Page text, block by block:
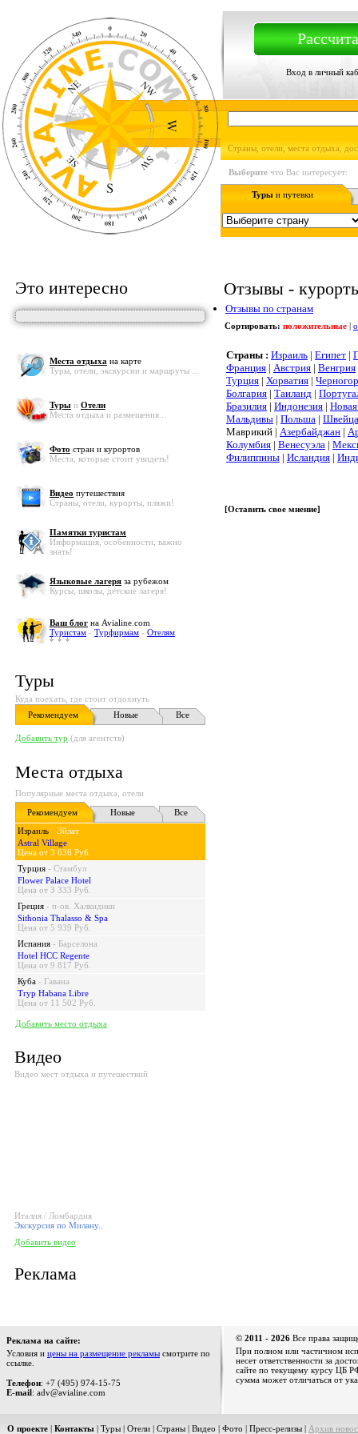
Вход в личный
Страны, отели, места отдыха,
Выберите что Вас интересует:
Туры и путевки
Это интересно
Места отдыха на карте
Туры, отели, экскурсии и маршруты ...
Туры и Отели
Места отдыха и размещения...
Фото стран и курортов
Места, которые стоит увидеть!
Видео путешествия
Страны, отели, курорты, пляжи!
Памятки туристам
Информация, особенности, важно
знать!
Языковые лагеря за рубежом
Курсы, школы, детские лагеря!
Ваш блог на Avialine.com
Туристам - Турфирмам - Отелям
Туры
Куда поехать, где стоит отдохнуть
Рекомендуем
Новые Все
Добавить тур (для агентств)
Места отдыха
Популярные места отдыха, отели
Рекомендуем
Новые
Все
Израиль - Эйлат
Astral Village
Цена от 3 636 Руб.
Турция - Стамбул
Flower Palace Hotel
Цена от 3 333 Руб.
Греция - п-ов. Халкидики
Sithonia Thalasso & Spa
Цена от 5 939 Руб.
Испания - Барселона
Hotel HCC Regente
Цена от 9 817 Руб.
Куба - Гавана
Tryp Habana Libre
Цена от 11 502 Руб.
Добавить место отдыха
Видео
Видео мест отдыха и путешествий
Италия / Ломбардия
Экскурсия по Милану..
Добавить видео
Реклама
Отзывы -
Отзывы по странам
Сортировать: положительные |
Страны : Израиль | Египет |
Франция | Австрия | Венгрия
Турция | Хорватия |
Болгария | Таиланд |
Бразилия | Индонезия |
Мальдивы | Польша |
Маврикий | Азербайджан |
Колумбия | Венесуэла |
Филиппины | Исландия |
[Оставить свое мнение]
Реклама на сайте:
Условия и цены на размещение рекламы смотрите по
ссылке.
Телефон: +7 (495) 974-15-75
E-mail: adv@avialine.com
© 2011 - 2026 Все права
При полном или частичном
несет ответственности за
сайте по текущему курсу ЦБ
сумма может отличаться от
О проекте | Контакты | Туры | Отели | Страны | Видео | Фото | Пресс-релизы | Архив